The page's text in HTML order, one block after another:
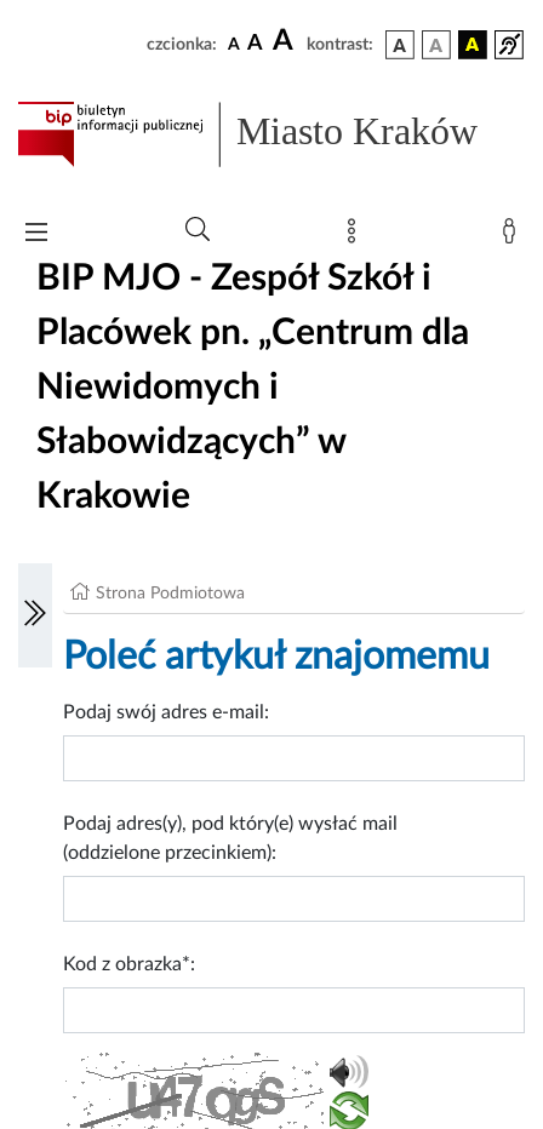
czcionka: A A A kontrast:
Miasto Kraków
BIP MJO - Zespół Szkół i
Placówek pn. „Centrum dla
Niewidomych i
Słabowidzących” w
Krakowie
Strona Podmiotowa
Poleć artykuł znajomemu
Podaj swój adres e-mail:
Podaj adres(y), pod który(e) wysłać mail
(oddzielone przecinkiem):
Kod z obrazka*: